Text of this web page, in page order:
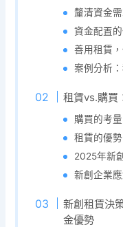
釐清資金
資金配置
善用租賃
案例分析
租賃vs.購買
購買的考
租賃的優
2025年新
新創企業
新創租賃決
金優勢